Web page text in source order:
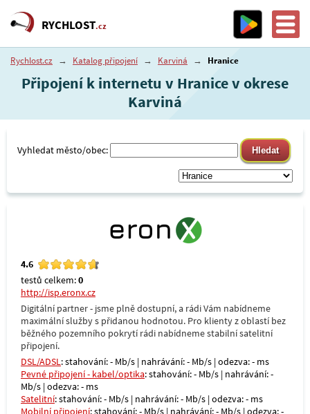
RYCHLOST.cz
Rychlost.cz → Katalog připojení → Karviná → Hranice
Připojení k internetu v Hranice v okrese
Karviná
Vyhledat město/obec:
4.6
testů celkem:0
http://isp.eronx.cz
Digitální partner - jsme plně dostupní, a rádi Vám nabídneme
maximální služby s přidanou hodnotou. Pro klienty z oblastí bez
běžného pozemního pokrytí rádi nabídneme stabilní satelitní
připojení.
DSL/ADSL: stahování: - Mb/s | nahrávání: - Mb/s | odezva: - ms
Pevné připojení - kabel/optika: stahování: - Mb/s | nahrávání: -
Mb/s | odezva: - ms
Satelitní: stahování: - Mb/s | nahrávání: - Mb/s | odezva: - ms
Mobilní připojení: stahování: - Mb/s | nahrávání: - Mb/s | odezva: -